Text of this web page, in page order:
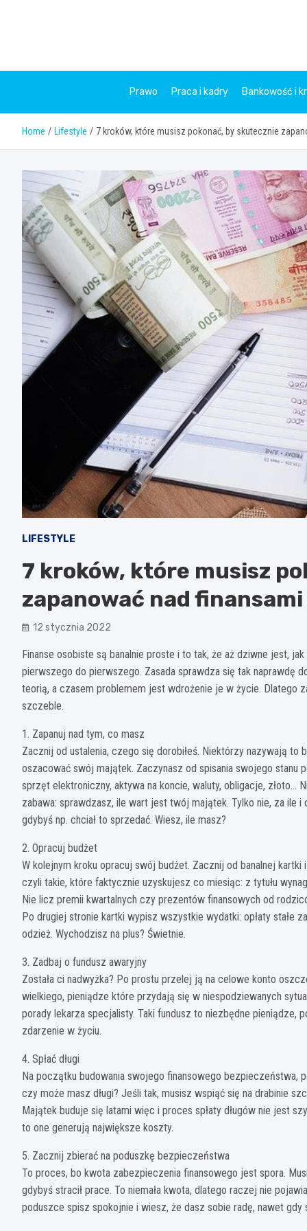
Prawo Praca i kadry Bankowość i
Home Lifestyle 7 kroków, które musisz pokonać, by skutecznie
LIFESTYLE
7 kroków, które musisz
zapanować nad finansami
12 stycznia 2022
Finanse osobiste są banalnie proste i to tak, że aż dziwne jest,
pierwszego do pierwszego. Zasada sprawdza się tak naprawdę
teorią, a czasem problemem jest wdrożenie je w życie. Dlatego
szczeble.
1. Zapanuj nad tym, co masz
Zacznij od ustalenia, czego się dorobiłeś. Niektórzy nazywają
oszacować swój majątek. Zaczynasz od spisania swojego stanu
sprzęt elektroniczny, aktywa na koncie, waluty, obligacje, złoto…
zabawa: sprawdzasz, ile wart jest twój majątek. Tylko nie, za ile
gdybyś np. chciał to sprzedać. Wiesz, ile masz?
2. Opracuj budżet
W kolejnym kroku opracuj swój budżet. Zacznij od banalnej
czyli takie, które faktycznie uzyskujesz co miesiąc: z tytułu
Nie licz premii kwartalnych czy prezentów finansowych od
Po drugiej stronie kartki wypisz wszystkie wydatki: opłaty stałe
odzież. Wychodzisz na plus? Świetnie.
3. Zadbaj o fundusz awaryjny
Została ci nadwyżka? Po prostu przelej ją na celowe konto
wielkiego, pieniądze które przydają się w niespodziewanych
porady lekarza specjalisty. Taki fundusz to niezbędne pieniądze,
zdarzenie w życiu.
4. Spłać długi
Na początku budowania swojego finansowego bezpieczeństwa,
czy może masz długi? Jeśli tak, musisz wspiąć się na drabinie
Majątek buduje się latami więc i proces spłaty długów nie jest
to one generują największe koszty.
5. Zacznij zbierać na poduszkę bezpieczeństwa
To proces, bo kwota zabezpieczenia finansowego jest spora.
gdybyś stracił prace. To niemała kwota, dlatego raczej nie
poduszce spisz spokojnie i wiesz, że dasz sobie radę, nawet